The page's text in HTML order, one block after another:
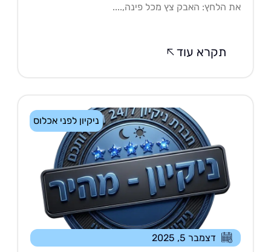
הלחץ: האבק צץ מכל פינה,....
תקרא עוד
ניקיון לפני אכלוס
דצמבר 5, 2025